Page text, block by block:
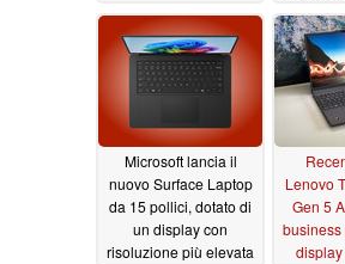
Microsoft lancia il
nuovo Surface Laptop
da 15 pollici, dotato di
un display con
risoluzione più elevata
Lenovo
Gen 5
business